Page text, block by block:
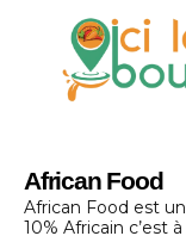
African Food
African Food est
10% Africain c’est